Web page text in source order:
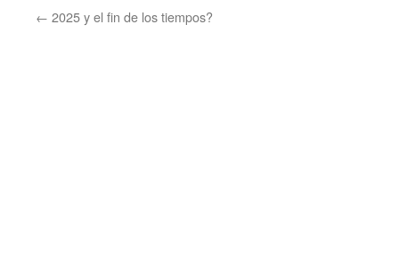
← 2025 y el fin de los tiempos?